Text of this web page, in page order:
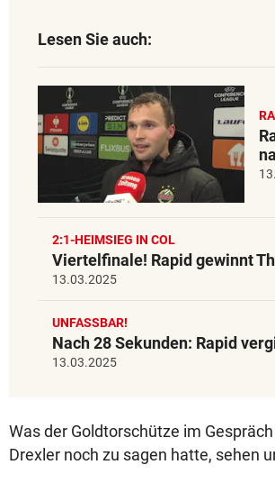
Lesen Sie auch:
2:1-HEIMSIEG IN COL
Viertelfinale! Rapid gewinnt
13.03.2025
UNFASSBAR!
Nach 28 Sekunden: Rapid
13.03.2025
Was der Goldtorschütze im
Drexler noch zu sagen hatte, sehen